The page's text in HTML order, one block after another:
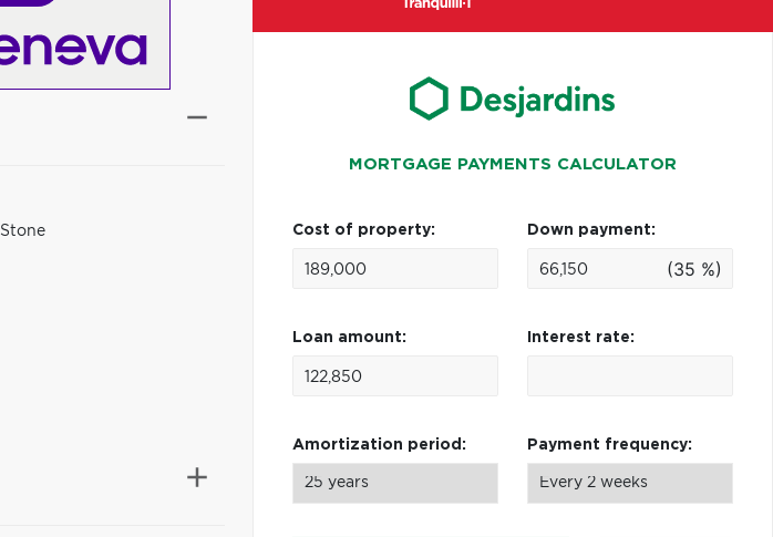
Stone
MORTGAGE PAYMENTS CALCULATOR
Cost of property: Down payment:
(35 %)
Loan amount: Interest rate:
Amortization period: Payment frequency: